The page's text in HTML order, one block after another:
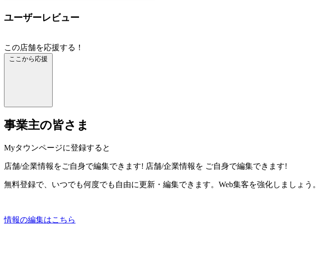
ユーザーレビュー
この店舗を応援する！
ここから応援
事業主の皆さま
Myタウンページに登録すると
店舗/企業情報をご自身で編集できます! 店舗/企業情報を ご自身で編集できます!
無料登録で、いつでも何度でも自由に更新・編集できます。Web集客を強化しましょう。
情報の編集はこちら